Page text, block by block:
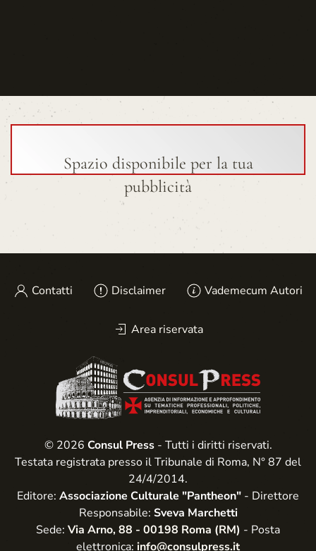
Spazio disponibile per la tua
pubblicità
Contatti Disclaimer Vademecum Autori
Area riservata
© 2026 Consul Press- Tutti i diritti riservati.
Testata registrata presso il Tribunale di Roma, N° 87 del
24/4/2014.
Editore: Associazione Culturale "Pantheon" - Direttore
Responsabile: Sveva Marchetti
Sede: Via Arno, 88 - 00198 Roma (RM) - Posta
elettronica: info@consulpress.it